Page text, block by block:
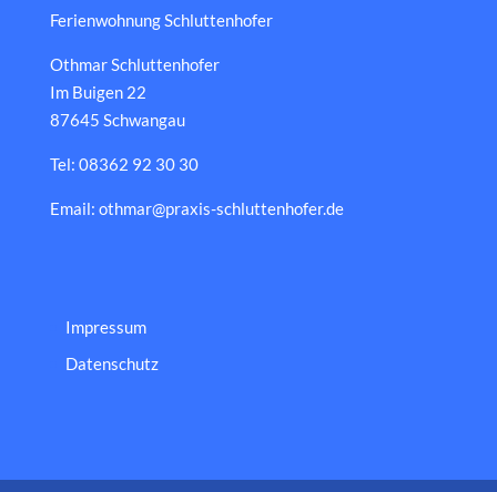
Ferienwohnung Schluttenhofer
Othmar Schluttenhofer
Im Buigen 22
87645 Schwangau
Tel: 08362 92 30 30
Email: othmar@praxis-schluttenhofer.de
Impressum
Datenschutz